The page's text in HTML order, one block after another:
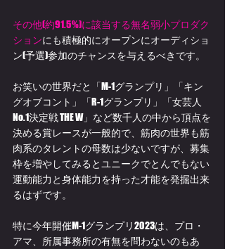
その他(約91.5%)に該当する無名弱小プロダク
ションにも積極的にオープンにオーディショ
ン(予選)参加のチャンスを与えるべきです。
お笑いの世界だと「M-1グランプリ」「キン
グオブコント」「R-1グランプリ」「女芸人
No.1決定戦 THE W」など数千人の中から頂点を
決める賞レースが一般的で、筋肉の世界も筋
肉系のタレントの母数は少ないですが、募集
枠を増やしてみるとユニークでとんでもない
運動能力と身体能力を持った才能を発掘出来
るはずです。
特に今年開催M-1グランプリ2023は、プロ・
アマ、所属事務所の有無を問わないのもあ